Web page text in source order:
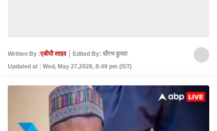
Written By :एबीपी लाइव
Edited By: सौरभ कुमार
Updated at : Wed, May 27,2026, 8:49 pm (IST)